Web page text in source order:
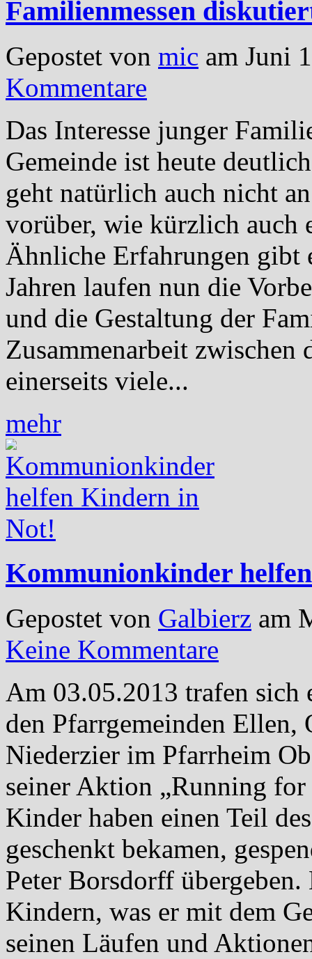
Familienmessen
Gepostet von mic am Juni
Kommentare
Das Interesse junger
Gemeinde ist heute
geht natürlich auch nicht
vorüber, wie kürzlich auch
Ähnliche Erfahrungen gibt
Jahren laufen nun die
und die Gestaltung der
Zusammenarbeit
einerseits viele...
mehr
Kommunionkinder
Gepostet von Galbierz am
Keine Kommentare
Am 03.05.2013 trafen
den Pfarrgemeinden Ellen,
Niederzier im Pfarrheim
seiner Aktion „Running
Kinder haben einen Teil
geschenkt bekamen,
Peter Borsdorff
Kindern, was er mit dem
seinen Läufen und